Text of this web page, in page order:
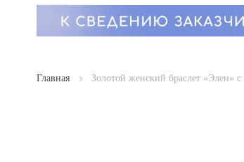
Главная Золотой женский браслет «Элен»